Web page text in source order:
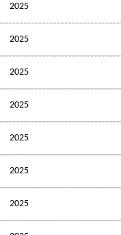
2025
2025
2025
2025
2025
2025
2025